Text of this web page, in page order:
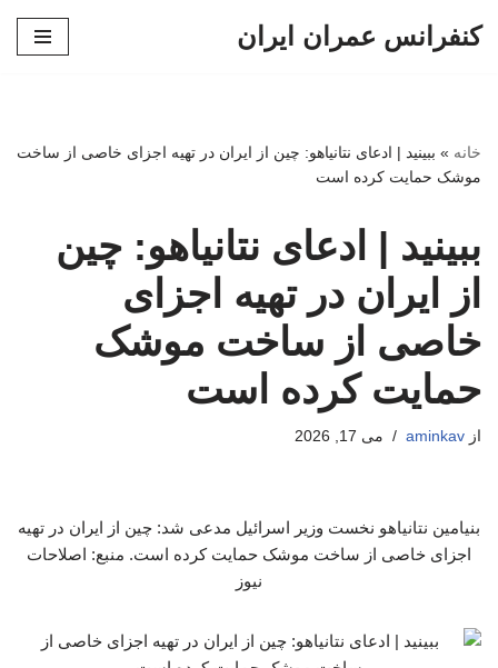
کنفرانس عمران ایران
خانه » ببینید | ادعای نتانیاهو: چین از ایران در تهیه اجزای خاصی از ساخت
موشک حمایت کرده است
ببینید | ادعای نتانیاهو: چین
از ایران در تهیه اجزای
خاصی از ساخت موشک
حمایت کرده است
از aminkav می 17, 2026
بنیامین نتانیاهو نخست وزیر اسرائیل مدعی شد: چین از ایران در تهیه
اجزای خاصی از ساخت موشک حمایت کرده است. منبع: اصلاحات
نیوز